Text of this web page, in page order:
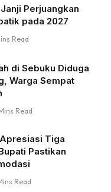
Perjuangkan
pada 2027
Read
di Sebuku Diduga
Warga Sempat
Read
Apresiasi Tiga
Pastikan
Read